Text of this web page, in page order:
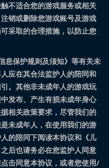
不适合您的游戏服务或相关
销或删除您游戏账号及游戏
采取的合理措施，以防止您
息保护规则及须知》等有关未
应在其合法监护人的陪同和
。其他非未成年人的游戏玩
发布、产生有损未成年身心
相关政策要求，尽管我们的
未成年人，在使用我们的游
的陪同下阅读本协议和《儿
后也请务必在您监护人同意
击同意本协议，或者您使用/